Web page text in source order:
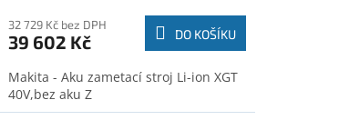
32 729 Kč bez DPH
39 602 Kč DO KOŠÍKU
Makita - Aku zametací stroj Li-ion XGT
40V,bez aku Z